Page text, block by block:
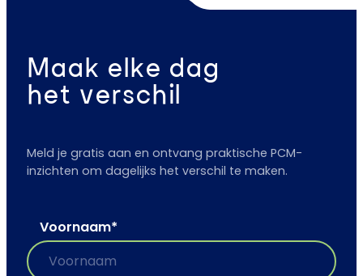
Maak elke dag
het verschil
Meld je gratis aan en ontvang praktische PCM-
inzichten om dagelijks het verschil te maken.
Voornaam*